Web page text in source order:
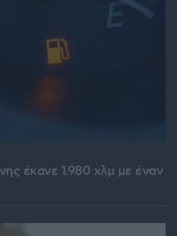
έκανε 1.980 χλμ με έναν